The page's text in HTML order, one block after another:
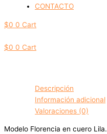
CONTACTO
$0 0 Cart
$0 0 Cart
Descripción
Información adicional
Valoraciones (0)
Modelo Florencia en cuero Lila.